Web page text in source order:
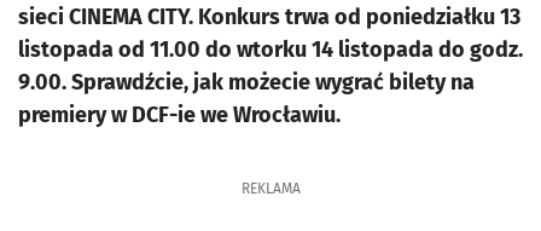
sieci CINEMA CITY. Konkurs trwa od poniedziałku 13
listopada od 11.00 do wtorku 14 listopada do godz.
9.00. Sprawdźcie, jak możecie wygrać bilety na
premiery w DCF-ie we Wrocławiu.
REKLAMA